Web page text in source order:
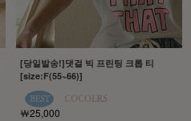
[당일발송!]댓걸 빅 프린팅 크롭 티
[size:F(55~66)]
￦25,000